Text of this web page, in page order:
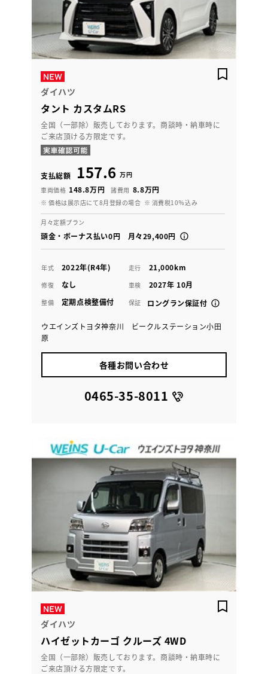
ダイハツ
タント カスタムRS
全国（一部除）販売しております。商談時・納車時に
ご来店頂ける方限定です。
支払総額 157.6 万円
車両価格 148.8万円 諸費用 8.8万円
※ 価格は展示店にて8月登録の場合 ※ 消費税10％込み
月々定額プラン
頭金・ボーナス払い0円 月々29,400円
年式 2022年(R4年) 走行 21,000km
修復 なし 車検 2027年 10月
整備 定期点検整備付 保証 ロングラン保証付
ウエインズトヨタ神奈川 ビークルステーション小田
原
各種お問い合わせ
0465-35-8011
ダイハツ
ハイゼットカーゴ クルーズ 4WD
全国（一部除）販売しております。商談時・納車時に
ご来店頂ける方限定です。